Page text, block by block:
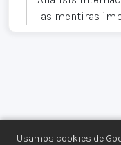
Usamos cookies de
las mentiras